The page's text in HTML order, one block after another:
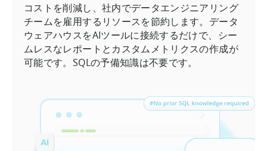
コストを削減し、社内でデータエンジニアリング
チームを雇用するリソースを節約します。データ
ウェアハウスをAIツールに接続するだけで、シー
ムレスなレポートとカスタムメトリクスの作成が
可能です。SQLの予備知識は不要です。